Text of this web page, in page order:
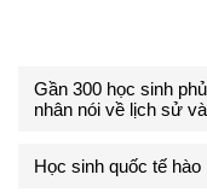
Gần 300 học sinh
nhân nói về lịch sử
Học sinh quốc tế